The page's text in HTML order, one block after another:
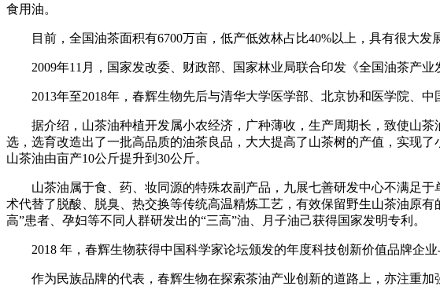
食用油。
目前，全国油茶面积有6700万亩，低产低效林占比40%以上，具有很大发
2009年11月，国家发改委、财政部、国家林业局联合印发《全国油茶产业
2013年至2018年，春辉生物先后与清华大学医学部、北京协和医学院、中
据介绍，山茶油种植开发属小农经济，广种薄收，生产周期长，致使山茶
选，选育改造出了一批高品质的油茶良品，大大提高了山茶树的产值，实现
山茶油由亩产10公斤提升到30公斤。
山茶油属于食、药、妆同源的特殊农副产品，九展七善研发中心不满足于
术代替了脱酸、脱臭、热交换等传统高温精炼工艺，有效保留野生山茶油原
高”患者、孕妇等不同人群研发出的“三高”油、月子油己获得国家发明专利。
2018 年，春辉生物获得中国科学家论坛颁发的年度科技创新价值品牌企业
作为民族品牌的代表，春辉生物在探索茶油产业创新的道路上，亦注重加